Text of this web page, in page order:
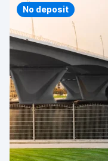
Priority
No deposit